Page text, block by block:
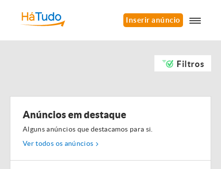
Inserir anúncio
Filtros
Anúncios em destaque
Alguns anúncios que destacamos para si.
Ver todos os anúncios